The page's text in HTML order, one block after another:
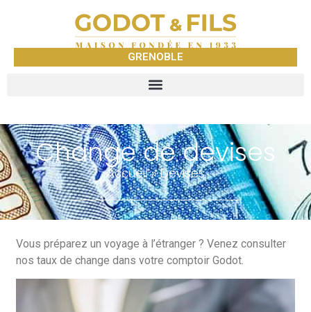
GRENOBLE
Change de devises
Accueil»Devises
Vous préparez un voyage à l’étranger ? Venez consulter
nos taux de change dans votre comptoir Godot.